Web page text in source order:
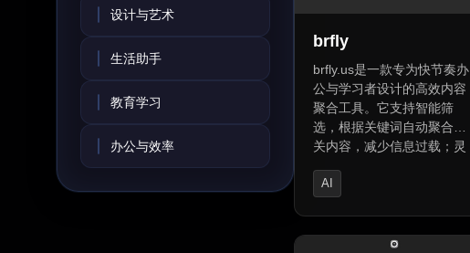
设计与艺术
生活助手
教育学习
办公与效率
brfly
brfly.us是一款专为快节奏办
公与学习者设计的高效内容
聚合工具。它支持智能筛
选，根据关键词自动聚合相
关内容，减少信息过载；灵
需信息；高效同步，跨设备
brfly.us，让工作与学习效率
AI
Bio Link